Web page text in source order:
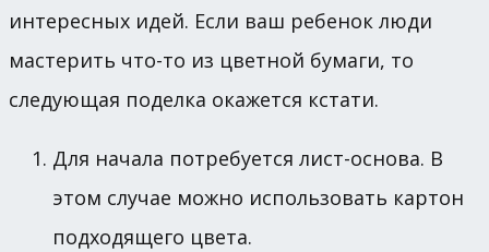
интересных идей. Если ваш ребенок люди
мастерить что-то из цветной бумаги, то
следующая поделка окажется кстати.
Для начала потребуется лист-основа. В
этом случае можно использовать картон
подходящего цвета.